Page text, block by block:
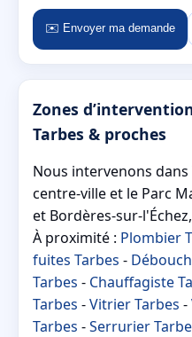
✉️ Envoyer ma demande
Zones
Tarbes & proches
Nous intervenons
centre-ville et le Parc
et Bordères-sur-
À proximité : Plombier
fuites Tarbes -
Tarbes - Chauffagiste
Tarbes -Vitrier Tarbes -
Tarbes -Serrurier